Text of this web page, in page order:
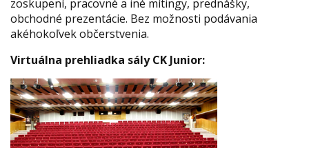
zoskupení, pracovné a iné mítingy, prednášky,
obchodné prezentácie. Bez možnosti podávania
akéhokoľvek občerstvenia.
Virtuálna prehliadka sály CK Junior: